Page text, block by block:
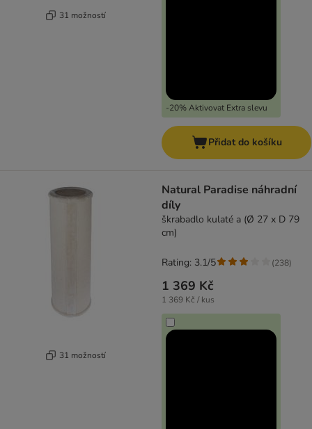
31 možností
-20% Aktivovat Extra slevu
Přidat do košíku
31 možností
Natural Paradise náhradní
díly
škrabadlo kulaté a (Ø 27 x D 79
cm)
1 369 Kč
1 369 Kč / kus
Rating: 3.1/5 (238)